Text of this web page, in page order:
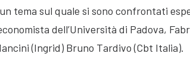
tema sul quale si sono confrontati
dell’Università di Padova,
(Ingrid) Bruno Tardivo (Cbt Italia).